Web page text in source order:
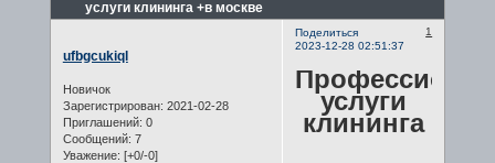
услуги клининга +в москве
Поделиться
1
2023-12-28 02:51:37
ufbgcukiql
Новичок
Зарегистрирован: 2021-02-28
Приглашений: 0
Сообщений: 7
Уважение: [+0/-0]
услуги
клининга